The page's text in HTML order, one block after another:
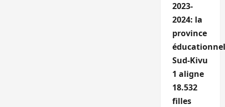
2023-
2024: la
province
Sud-Kivu
1 aligne
18.532
filles